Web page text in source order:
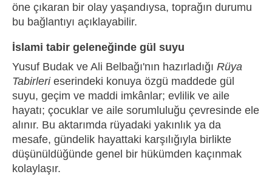
öne çıkaran bir olay yaşandıysa, toprağın durumu
bu bağlantıyı açıklayabilir.
İslami tabir geleneğinde gül suyu
Yusuf Budak ve Ali Belbağı'nın hazırladığı Rüya
Tabirlerieserindeki konuya özgü maddede gül
suyu, geçim ve maddi imkânlar; evlilik ve aile
hayatı; çocuklar ve aile sorumluluğu çevresinde ele
alınır. Bu aktarımda rüyadaki yakınlık ya da
mesafe, gündelik hayattaki karşılığıyla birlikte
düşünüldüğünde genel bir hükümden kaçınmak
kolaylaşır.